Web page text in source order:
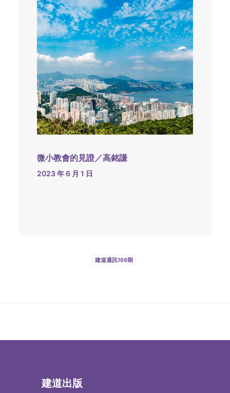
微小教會的見證／高銘謙
2023 年 6 月 1 日
建道通訊169期
建道出版